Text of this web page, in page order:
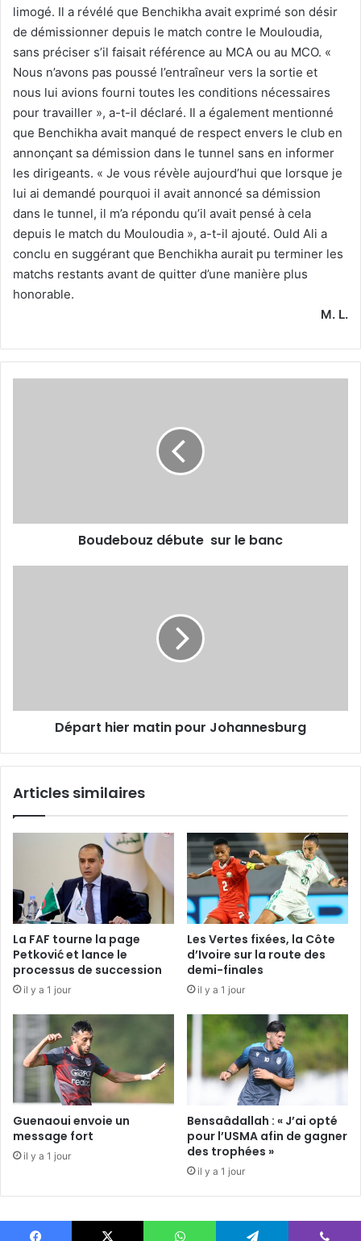
limogé. Il a révélé que Benchikha avait exprimé son désir
de démissionner depuis le match contre le Mouloudia,
sans préciser s’il faisait référence au MCA ou au MCO. «
Nous n’avons pas poussé l’entraîneur vers la sortie et
nous lui avions fourni toutes les conditions nécessaires
pour travailler », a-t-il déclaré. Il a également mentionné
que Benchikha avait manqué de respect envers le club en
annonçant sa démission dans le tunnel sans en informer
les dirigeants. « Je vous révèle aujourd’hui que lorsque je
lui ai demandé pourquoi il avait annoncé sa démission
dans le tunnel, il m’a répondu qu’il avait pensé à cela
depuis le match du Mouloudia », a-t-il ajouté. Ould Ali a
conclu en suggérant que Benchikha aurait pu terminer les
matchs restants avant de quitter d’une manière plus
honorable.
M. L.
Boudebouz débute sur le banc
Départ hier matin pour Johannesburg
Articles similaires
La FAF tourne la page
Petković et lance le
processus de succession
il y a 1 jour
Les Vertes fixées, la Côte
d’Ivoire sur la route des
demi-finales
il y a 1 jour
Guenaoui envoie un
message fort
il y a 1 jour
Bensaâdallah : « J’ai opté
pour l’USMA afin de gagner
des trophées »
il y a 1 jour